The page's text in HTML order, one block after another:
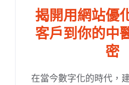
揭開用網站優
客戶到你的中
密
在當今數字化的時代，